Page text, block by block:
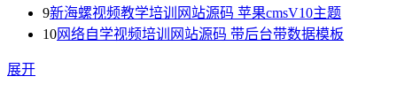
9新海螺视频教学培训网站源码 苹果cmsV10主题
10网络自学视频培训网站源码 带后台带数据模板
展开